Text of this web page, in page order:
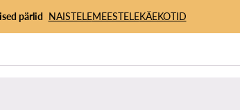
pärlid NAISTELEMEESTELEKÄEKOTID